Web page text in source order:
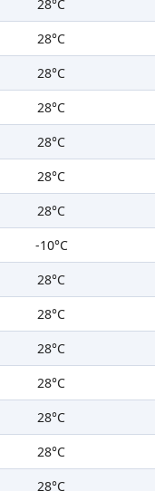
28°C
28°C
28°C
28°C
28°C
28°C
28°C
-10°C
28°C
28°C
28°C
28°C
28°C
28°C
28°C